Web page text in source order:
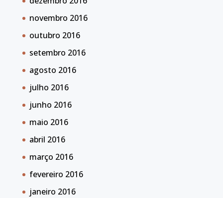
novembro 2016
outubro 2016
setembro 2016
agosto 2016
julho 2016
junho 2016
maio 2016
abril 2016
março 2016
fevereiro 2016
janeiro 2016